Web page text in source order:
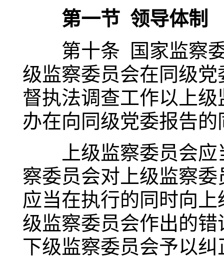
第一节 领导体制
第十条 国家监察委
级监察委员会在同级
督执法调查工作以上
办在向同级党委报告
上级监察委员会应
察委员会对上级监察
应当在执行的同时向
级监察委员会作出的
下级监察委员会予以纠